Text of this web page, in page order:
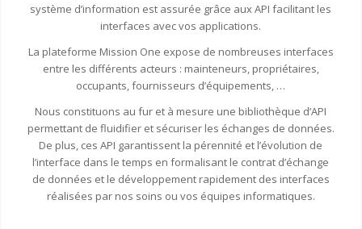
système d’information est assurée grâce aux API facilitant les
interfaces avec vos applications.
La plateforme Mission One expose de nombreuses interfaces
entre les différents acteurs : mainteneurs, propriétaires,
occupants, fournisseurs d’équipements, …
Nous constituons au fur et à mesure une bibliothèque d’API
permettant de fluidifier et sécuriser les échanges de données.
De plus, ces API garantissent la pérennité et l’évolution de
l’interface dans le temps en formalisant le contrat d’échange
de données et le développement rapidement des interfaces
réalisées par nos soins ou vos équipes informatiques.